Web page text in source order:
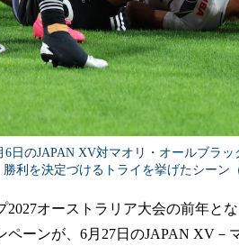
6日のJAPAN XV対マオリ・オールブラ
勝利を決定づけるトライを挙げたシーン
オーストラリア大会の前年と
ペーンが、6月27日のJAPAN XV－